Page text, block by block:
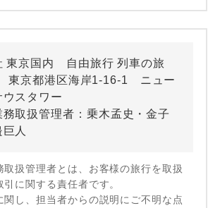
東京国内 自由旅行 列車の旅
京都港区海岸1-16-1 ニュー
ウスタワー
取扱管理者：乗木孟史・金子
人
扱管理者とは、お客様の旅行を取扱
に関する責任者です。
関し、担当者からの説明にご不明な点